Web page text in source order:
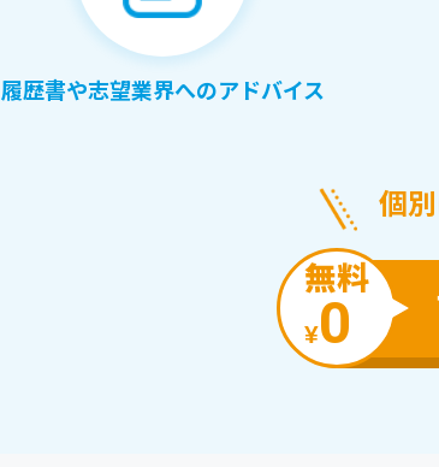
履歴書や志望業界へのアドバイス
個
無料
¥0